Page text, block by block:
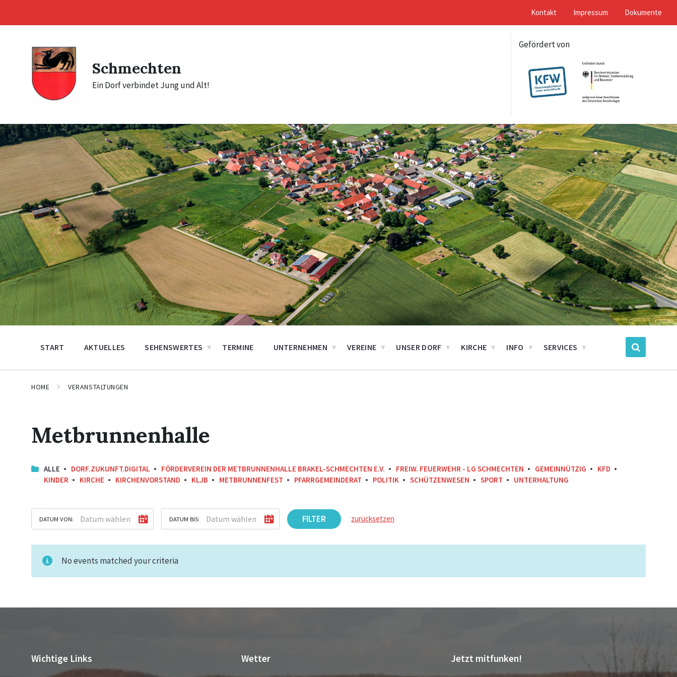
content
main
footer
Kontakt Impressum Dokumente
Schmechten
Ein Dorf verbindet Jung und Alt!
Gefördert von
START AKTUELLES SEHENSWERTES TERMINE UNTERNEHMEN VEREINE UNSER DORF KIRCHE INFO SERVICES
HOME VERANSTALTUNGEN
Metbrunnenhalle
ALLE DORF.ZUKUNFT.DIGITAL FÖRDERVEREIN DER METBRUNNENHALLE BRAKEL-SCHMECHTEN E.V. FREIW. FEUERWEHR - LG SCHMECHTEN GEMEINNÜTZIG
KFD
KINDER
KIRCHE KIRCHENVORSTAND KLJB METBRUNNENFEST PFARRGEMEINDERAT POLITIK SCHÜTZENWESEN SPORT UNTERHALTUNG
DATUM VON: DATUM BIS: FILTER zurücksetzen
No events matched your criteria
Wichtige Links Wetter Jetzt mitfunken!